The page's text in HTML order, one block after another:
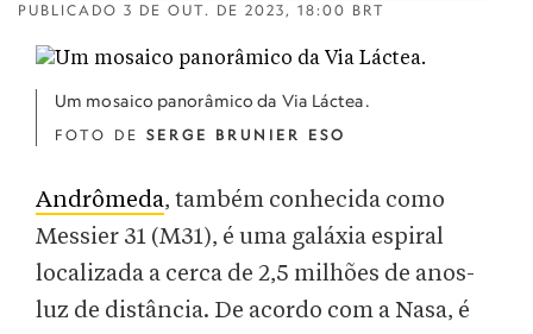
PUBLICADO 3 DE OUT. DE 2023, 18:00 BRT
Um mosaico panorâmico da Via Láctea.
FOTO DE SERGE BRUNIER ESO
Andrômeda, também conhecida como
Messier 31 (M31), é uma galáxia espiral
localizada a cerca de 2,5 milhões de anos-
luz de distância. De acordo com a Nasa, é